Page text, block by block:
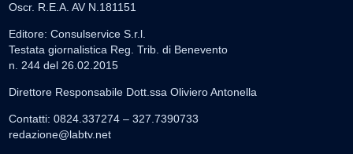
Oscr. R.E.A. AV N.181151
Editore: Consulservice S.r.l.
Testata giornalistica Reg. Trib. di Benevento
n. 244 del 26.02.2015
Direttore Responsabile Dott.ssa Oliviero Antonella
Contatti: 0824.337274 – 327.7390733
redazione@labtv.net